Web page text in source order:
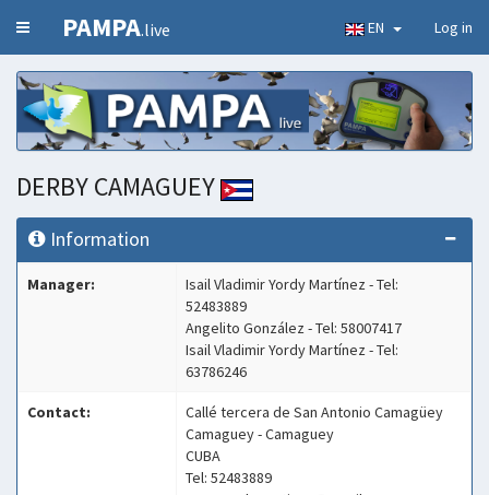
PAMPA.live EN Log in
DERBY CAMAGUEY
Information
Manager:
Isail Vladimir Yordy Martínez - Tel:
52483889
Angelito González - Tel: 58007417
Isail Vladimir Yordy Martínez - Tel:
63786246
Contact:
Callé tercera de San Antonio Camagüey
Camaguey - Camaguey
CUBA
Tel: 52483889